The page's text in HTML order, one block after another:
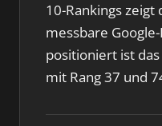
10-Rankings
messbare
positioniert ist
mit Rang 37 und